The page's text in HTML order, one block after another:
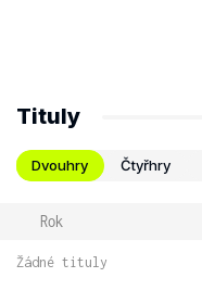
Tituly
Dvouhry Čtyřhry
Rok
Žádné tituly